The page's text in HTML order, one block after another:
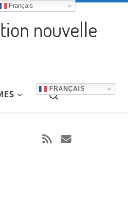
nouvelle
FRANÇAIS
Search
Français